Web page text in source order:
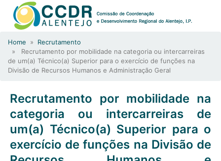
Home » Recrutamento
» Recrutamento por mobilidade na categoria ou intercarreiras
de um(a) Técnico(a) Superior para o exercício de funções na
Divisão de Recursos Humanos e Administração Geral
Recrutamento por mobilidade na
categoria ou intercarreiras de
um(a) Técnico(a) Superior para o
exercício de funções na Divisão de